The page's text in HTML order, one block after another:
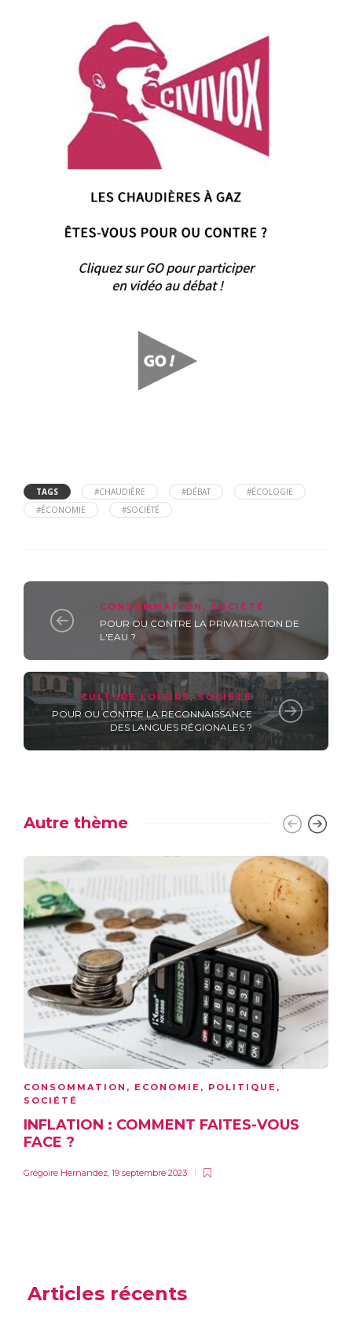
TAGS #CHAUDIÈRE #DÉBAT
#ÉCOLOGIE
#ÉCONOMIE
#SOCIÉTÉ
CONSOMMATION , SOCIÉTÉ
POUR OU CONTRE LA PRIVATISATION DE
L'EAU ?
CULTURE LOISIRS,SOCIÉTÉ
POUR OU CONTRE LA RECONNAISSANCE
DES LANGUES RÉGIONALES ?
Autre thème
CONSOMMATION , ECONOMIE , POLITIQUE ,
SOCIÉTÉ
INFLATION : COMMENT FAITES-VOUS
FACE ?
Grégoire Hernandez, 19 septembre 2023
Articles récents